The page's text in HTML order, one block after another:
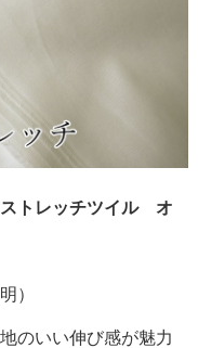
トレッチツイル オ
）
のいい伸び感が魅力